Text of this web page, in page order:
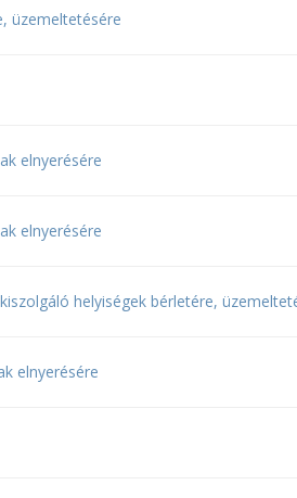
üzemeltetésére
elnyerésére
elnyerésére
helyiségek bérletére,
elnyerésére